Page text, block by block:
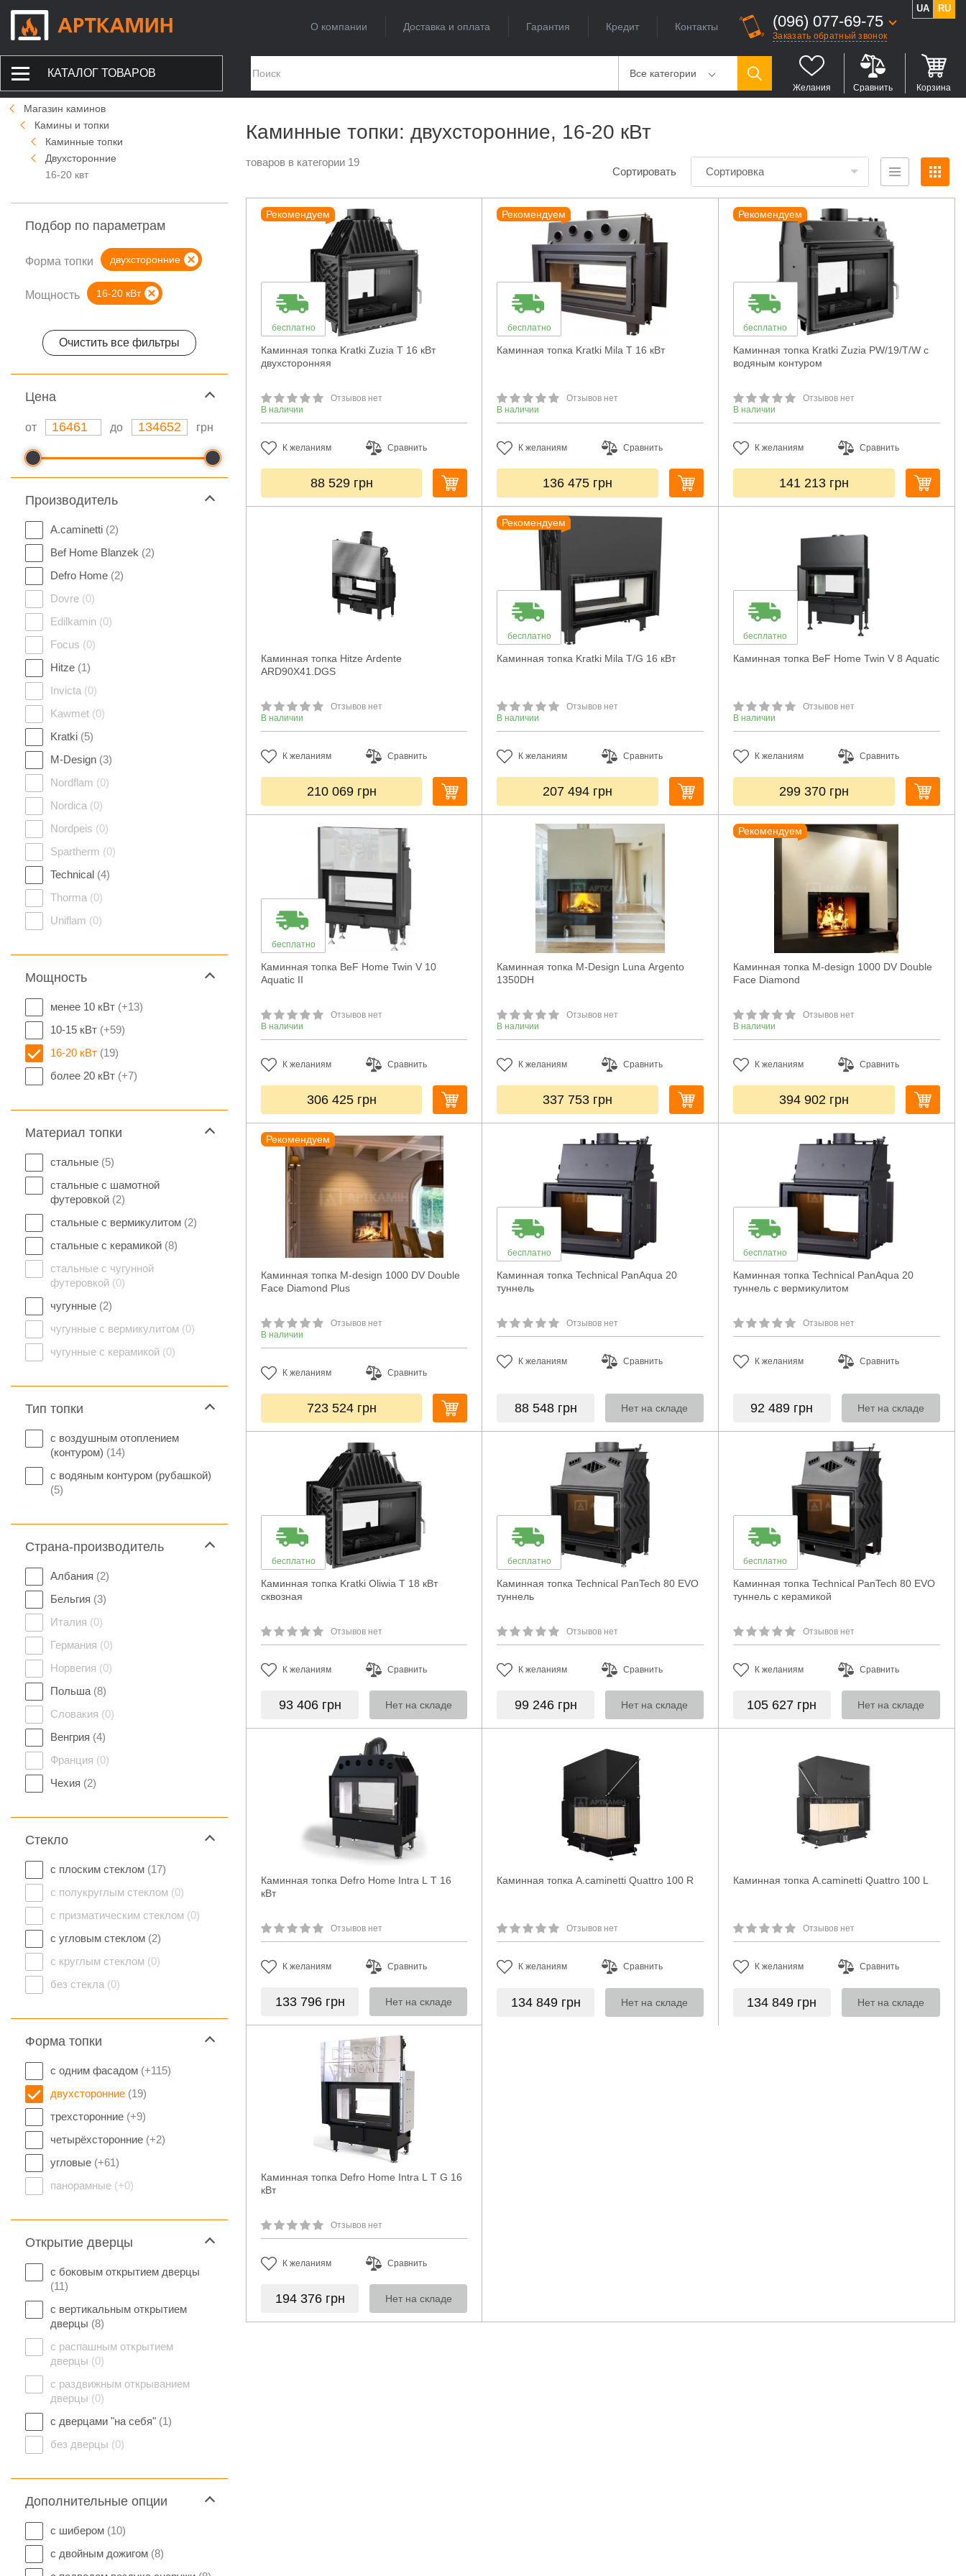
О компании Доставка и оплата Гарантия Кредит Контакты (096) 077-69-75
Заказать обратный звонок
UA RU
КАТАЛОГ ТОВАРОВ Все категории
Желания Сравнить Корзина
Магазин каминов
Камины и топки
Каминные топки
Двухсторонние
16-20 квт
Подбор по параметрам
Форма топки двухсторонние
Мощность 16-20 кВт
Очистить все фильтры
Цeна
от до грн
Производитель
A.caminetti (2)
Bef Home Blanzek (2)
Defro Home (2)
Dovre (0)
Edilkamin (0)
Focus (0)
Hitze (1)
Invicta (0)
Kawmet (0)
Kratki (5)
M-Design (3)
Nordflam (0)
Nordica (0)
Nordpeis (0)
Spartherm (0)
Technical (4)
Thorma (0)
Uniflam (0)
Мощность
менее 10 кВт (+13)
10-15 кВт (+59)
16-20 кВт (19)
более 20 кВт (+7)
Материал топки
стальные (5)
стальные с шамотной
футеровкой (2)
стальные с вермикулитом (2)
стальные с керамикой (8)
стальные с чугунной
футеровкой (0)
чугунные (2)
чугунные с вермикулитом (0)
чугунные с керамикой (0)
Тип топки
с воздушным отоплением
(контуром) (14)
с водяным контуром (рубашкой)
(5)
Страна-производитель
Албания (2)
Бельгия (3)
Италия (0)
Германия (0)
Норвегия (0)
Польша (8)
Словакия (0)
Венгрия (4)
Франция (0)
Чехия (2)
Стекло
с плоским стеклом (17)
с полукруглым стеклом (0)
с призматическим стеклом (0)
с угловым стеклом (2)
с круглым стеклом (0)
без стекла (0)
Форма топки
с одним фасадом (+115)
двухсторонние (19)
трехсторонние (+9)
четырёхсторонние (+2)
угловые (+61)
панорамные (+0)
Открытие дверцы
с боковым открытием дверцы
(11)
с вертикальным открытием
дверцы (8)
с распашным открытием
дверцы (0)
с раздвижным открыванием
дверцы (0)
с дверцами "на себя" (1)
без дверцы (0)
Дополнительные опции
с шибером (10)
с двойным дожигом (8)
Каминные топки: двухсторонние, 16-20 кВт
товаров в категории 19
Сортировать Сортировка
Рекомендуем
бесплатно
Каминная топка Kratki Zuzia T 16 кВт
двухсторонняя
Отзывов нет
В наличии
К желаниям Сравнить
88 529 грн
Рекомендуем
бесплатно
Каминная топка Kratki Mila T 16 кВт
Отзывов нет
В наличии
К желаниям Сравнить
136 475 грн
Рекомендуем
бесплатно
Каминная топка Kratki Zuzia PW/19/T/W с
водяным контуром
Отзывов нет
В наличии
К желаниям Сравнить
141 213 грн
Каминная топка Hitze Ardente
ARD90X41.DGS
Отзывов нет
В наличии
К желаниям Сравнить
210 069 грн
Рекомендуем
бесплатно
Каминная топка Kratki Mila T/G 16 кВт
Отзывов нет
В наличии
К желаниям Сравнить
207 494 грн
бесплатно
Каминная топка BeF Home Twin V 8 Aquatic
Отзывов нет
В наличии
К желаниям Сравнить
299 370 грн
бесплатно
Каминная топка BeF Home Twin V 10
Aquatic II
Отзывов нет
В наличии
К желаниям Сравнить
306 425 грн
Каминная топка M-Design Luna Argento
1350DH
Отзывов нет
В наличии
К желаниям Сравнить
337 753 грн
Рекомендуем
Каминная топка M-design 1000 DV Double
Face Diamond
Отзывов нет
В наличии
К желаниям Сравнить
394 902 грн
Рекомендуем
Каминная топка M-design 1000 DV Double
Face Diamond Plus
Отзывов нет
В наличии
К желаниям Сравнить
723 524 грн
бесплатно
Каминная топка Technical PanAqua 20
туннель
Отзывов нет
К желаниям Сравнить
88 548 грн Нет на складе
бесплатно
Каминная топка Technical PanAqua 20
туннель с вермикулитом
Отзывов нет
К желаниям Сравнить
92 489 грн Нет на складе
бесплатно
Каминная топка Kratki Oliwia T 18 кВт
сквозная
Отзывов нет
К желаниям Сравнить
93 406 грн Нет на складе
бесплатно
Каминная топка Technical PanTech 80 EVO
туннель
Отзывов нет
К желаниям Сравнить
99 246 грн Нет на складе
бесплатно
Каминная топка Technical PanTech 80 EVO
туннель с керамикой
Отзывов нет
К желаниям Сравнить
105 627 грн Нет на складе
Каминная топка Defro Home Intra L T 16
кВт
Отзывов нет
К желаниям Сравнить
133 796 грн Нет на складе
Каминная топка A.caminetti Quattro 100 R
Отзывов нет
К желаниям Сравнить
134 849 грн Нет на складе
Каминная топка A.caminetti Quattro 100 L
Отзывов нет
К желаниям Сравнить
134 849 грн Нет на складе
Каминная топка Defro Home Intra L T G 16
кВт
Отзывов нет
К желаниям Сравнить
194 376 грн Нет на складе